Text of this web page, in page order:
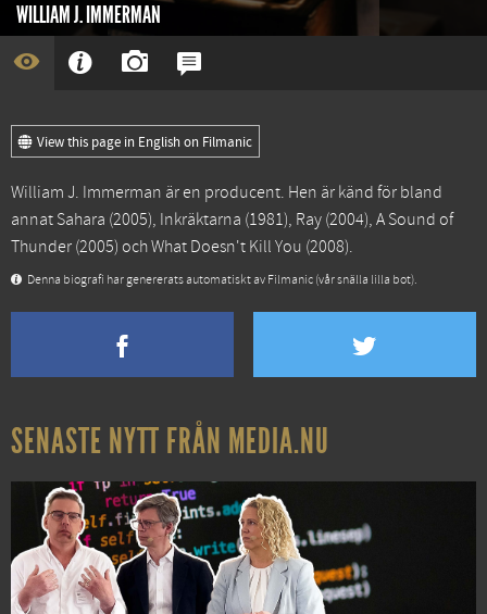
WILLIAM J. IMMERMAN
View this page in English on Filmanic
William J. Immerman är en producent. Hen är känd för bland
annat Sahara (2005), Inkräktarna (1981), Ray (2004), A Sound of
Thunder (2005) ochWhat Doesn't Kill You (2008).
Denna biografi har genererats automatiskt av Filmanic (vår snälla lilla bot).
SENASTE NYTT FRÅN MEDIA.NU